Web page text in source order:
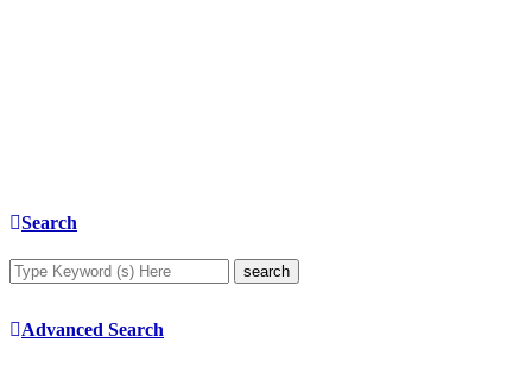
Search
search
Advanced Search